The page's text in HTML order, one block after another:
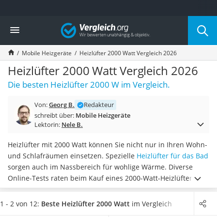
Die beliebtesten Vergleiche nach Kategorie
Baumarkt
Tresor feuerfest
Makita-Akku-Rasenmäher
Kappsäge
Smartes Türschloss
Akku-Rasentrimmer
Feuchtigkeitsmessgerät
Split-Klimaanlage 2 Innengeräte
Pelletofen
Tiefbrunnenpumpe
Fliesenschneider
Hochdruckreiniger
Doppelschleifer
Überwachungskamera
Benzinrasenmäher mit Elektrostart
Vergleich
Mobile Heizgeräte Heizlüfter 2000 Watt Vergleich 2026
Heizlüfter 2000 Watt Vergleich 2026
Die besten Heizlüfter 2000 W im Vergleich.
Von:Georg B.
Redakteur
schreibt über: Mobile Heizgeräte
Lektorin: Nele B.
Heizlüfter mit 2000 Watt können Sie nicht nur in Ihren Wohn-
und Schlafräumen einsetzen. Spezielle Heizlüfter für das Bad
sorgen auch im Nassbereich für wohlige Wärme. Diverse
Online-Tests raten beim Kauf eines 2000-Watt-Heizlüfters auf
die Ausstattungsmerkmale der jeweiligen Geräte zu achten.
Features wie eineFernbedienung oder ein Thermostat
1 - 2 von 12: Beste Heizlüfter 2000 Watt im Vergleich